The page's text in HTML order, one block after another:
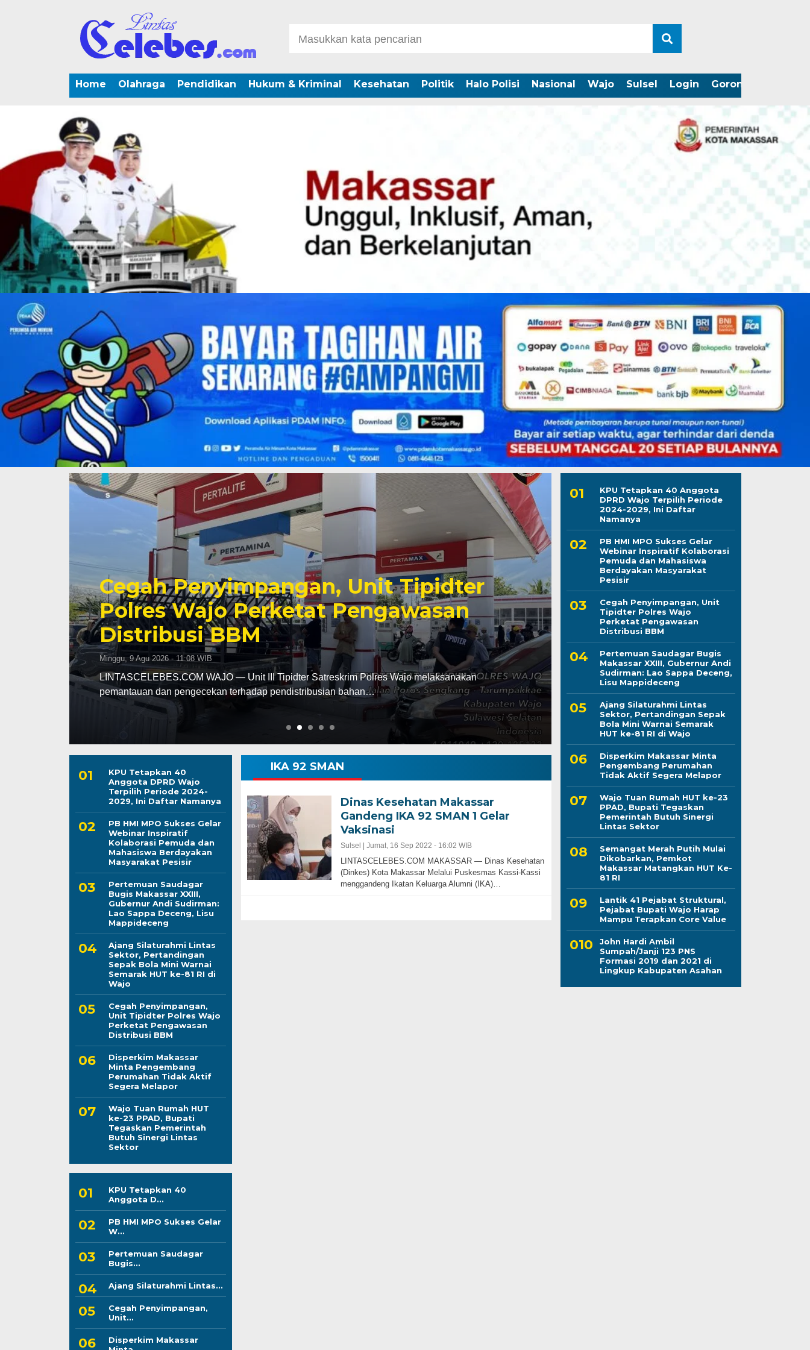
Home Olahraga Pendidikan Hukum & Kriminal Kesehatan Politik Halo Polisi Nasional Wajo Sulsel Login Gorontalo
Semangat Merah Putih Mulai
Dikobarkan, Pemkot Makassar
Matangkan HUT Ke-81 RI
Minggu, 9 Agu 2026 - 10:26 WIB
LINTASCELEBES.COM MAKASSAR — Semangat merah putih mulai dikobarkan di berbagai
penjuru Kota Makassar, menyambut peringatan Hari…
Ajang Silaturahmi
Pertandingan Sepak
Semarak HUT ke-81
Sabtu, 8 Agu 2026 - 22:07 WIB
LINTASCELEBES.COM WAJO – Pertandingan
Pemerintah Kabupaten (Pemkab) Wajo,
KPU Tetapkan 40
Anggota DPRD Wajo
Terpilih Periode 2024-
2029, Ini Daftar Namanya
PB HMI MPO Sukses Gelar
Webinar Inspiratif
Kolaborasi Pemuda dan
Mahasiswa Berdayakan
Masyarakat Pesisir
Pertemuan Saudagar
Bugis Makassar XXIII,
Gubernur Andi Sudirman:
Lao Sappa Deceng, Lisu
Mappideceng
Ajang Silaturahmi Lintas
Sektor, Pertandingan
Sepak Bola Mini Warnai
Semarak HUT ke-81 RI di
Wajo
Cegah Penyimpangan,
Unit Tipidter Polres Wajo
Perketat Pengawasan
Distribusi BBM
Disperkim Makassar
Minta Pengembang
Perumahan Tidak Aktif
Segera Melapor
Wajo Tuan Rumah HUT
ke-23 PPAD, Bupati
Tegaskan Pemerintah
Butuh Sinergi Lintas
Sektor
KPU Tetapkan 40
Anggota D...
PB HMI MPO Sukses Gelar
W...
Pertemuan Saudagar
Bugis...
Ajang Silaturahmi Lintas...
Cegah Penyimpangan,
Unit...
Disperkim Makassar
IKA 92 SMAN
Dinas Kesehatan Makassar
Gandeng IKA 92 SMAN 1 Gelar
Vaksinasi
Sulsel | Jumat, 16 Sep 2022 - 16:02 WIB
LINTASCELEBES.COM MAKASSAR — Dinas Kesehatan
(Dinkes) Kota Makassar Melalui Puskesmas Kassi-Kassi
menggandeng Ikatan Keluarga Alumni (IKA)…
KPU Tetapkan 40 Anggota
DPRD Wajo Terpilih Periode
2024-2029, Ini Daftar
Namanya
PB HMI MPO Sukses Gelar
Webinar Inspiratif Kolaborasi
Pemuda dan Mahasiswa
Berdayakan Masyarakat
Pesisir
Cegah Penyimpangan, Unit
Tipidter Polres Wajo
Perketat Pengawasan
Distribusi BBM
Pertemuan Saudagar Bugis
Makassar XXIII, Gubernur Andi
Sudirman: Lao Sappa Deceng,
Lisu Mappideceng
Ajang Silaturahmi Lintas
Sektor, Pertandingan Sepak
Bola Mini Warnai Semarak
HUT ke-81 RI di Wajo
Disperkim Makassar Minta
Pengembang Perumahan
Tidak Aktif Segera Melapor
Wajo Tuan Rumah HUT ke-23
PPAD, Bupati Tegaskan
Pemerintah Butuh Sinergi
Lintas Sektor
Semangat Merah Putih Mulai
Dikobarkan, Pemkot
Makassar Matangkan HUT Ke-
81 RI
Lantik 41 Pejabat Struktural,
Pejabat Bupati Wajo Harap
Mampu Terapkan Core Value
John Hardi Ambil
Sumpah/Janji 123 PNS
Formasi 2019 dan 2021 di
Lingkup Kabupaten Asahan